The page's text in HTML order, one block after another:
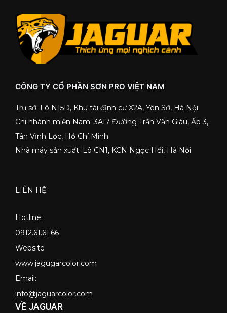
CÔNG TY CỔ PHẦN SƠN PRO VIỆT NAM
Trụ sở: Lô N15D, Khu tái định cư X2A, Yên Sở, Hà Nội
Chi nhánh miền Nam: 3A17 Đường Trần Văn Giàu, Ấp 3,
Tân Vĩnh Lộc, Hồ Chí Minh
Nhà máy sản xuất: Lô CN1, KCN Ngọc Hồi, Hà Nội
LIÊN HỆ
Hotline:
0912.61.61.66
Website
www.jagugarcolor.com
Email:
info@jaguarcolor.com
VỀ JAGUAR